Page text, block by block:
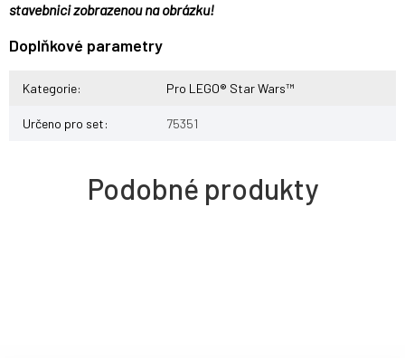
stavebnici zobrazenou na obrázku!
Doplňkové parametry
Kategorie: Pro LEGO® Star Wars™
Určeno pro set: 75351